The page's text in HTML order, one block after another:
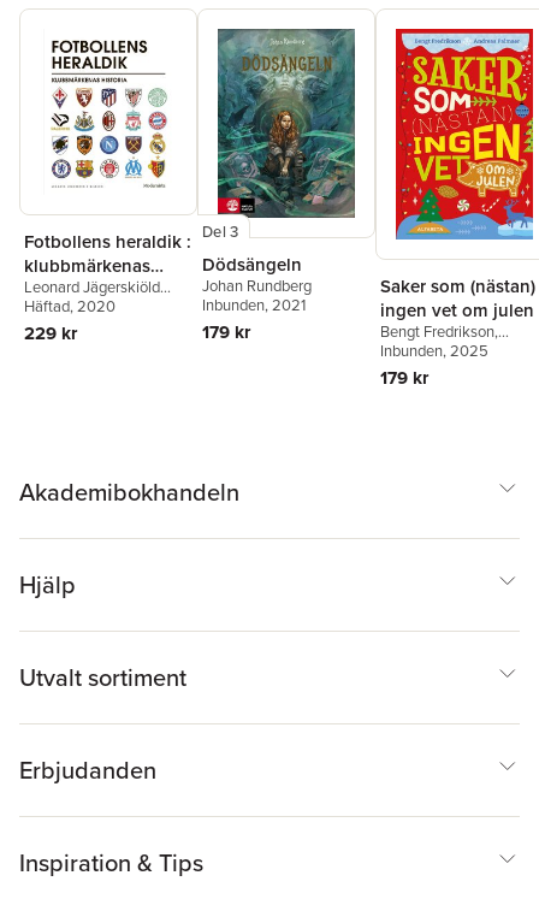
Fotbollens heraldik :
klubbmärkenas
historia
Leonard Jägerskiöld
Nilsson
Häftad, 2020
229 kr
Del 3
Dödsängeln
Johan Rundberg
Inbunden, 2021
179 kr
Saker som (nästan)
ingen vet om julen
Bengt Fredrikson,
Andreas Palmaer
Inbunden, 2025
179 kr
Akademibokhandeln
Hjälp
Utvalt sortiment
Erbjudanden
Inspiration & Tips